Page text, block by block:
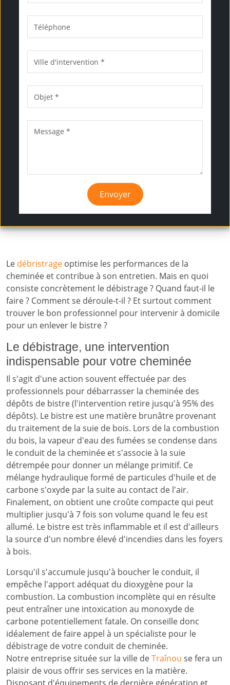
Envoyer
Le débristrage optimise les performances de la
cheminée et contribue à son entretien. Mais en quoi
consiste concrètement le débistrage ? Quand faut-il le
faire ? Comment se déroule-t-il ? Et surtout comment
trouver le bon professionnel pour intervenir à domicile
pour un enlever le bistre ?
Le débistrage, une intervention
indispensable pour votre cheminée
Il s'agit d'une action souvent effectuée par des
professionnels pour débarrasser la cheminée des
dépôts de bistre (l'intervention retire jusqu'à 95% des
dépôts). Le bistre est une matière brunâtre provenant
du traitement de la suie de bois. Lors de la combustion
du bois, la vapeur d'eau des fumées se condense dans
le conduit de la cheminée et s'associe à la suie
détrempée pour donner un mélange primitif. Ce
mélange hydraulique formé de particules d'huile et de
carbone s'oxyde par la suite au contact de l'air.
Finalement, on obtient une croûte compacte qui peut
multiplier jusqu'à 7 fois son volume quand le feu est
allumé. Le bistre est très inflammable et il est d'ailleurs
la source d'un nombre élevé d'incendies dans les foyers
à bois.
Lorsqu'il s'accumule jusqu'à boucher le conduit, il
empêche l'apport adéquat du dioxygène pour la
combustion. La combustion incomplète qui en résulte
peut entraîner une intoxication au monoxyde de
carbone potentiellement fatale. On conseille donc
idéalement de faire appel à un spécialiste pour le
débistrage de votre conduit de cheminée.
Notre entreprise située sur la ville deTraînou se fera un
plaisir de vous offrir ses services en la matière.